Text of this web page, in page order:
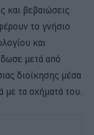
και βεβαιώσεις
το γνήσιο
και
μετά από
διοίκησης μέσα
με τα οχήματά του.